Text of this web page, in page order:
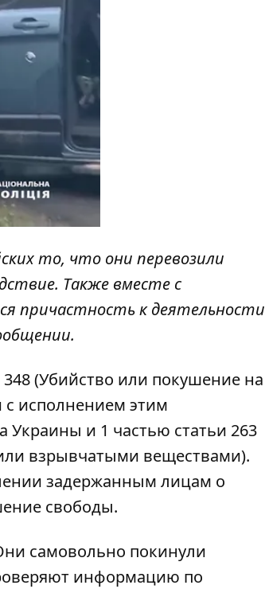
то, что они перевозили
Также вместе с
причастность к деятельности
(Убийство или покушение на
с исполнением этим
Украины и 1 частью статьи 263
взрывчатыми веществами).
задержанным лицам о
свободы.
самовольно покинули
информацию по